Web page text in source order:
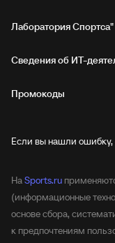
Лаборатория Спортса"
Сведения об
Промокоды
Если вы нашли
НаSports.ru
(информационные
основе сбора,
к предпочтениям